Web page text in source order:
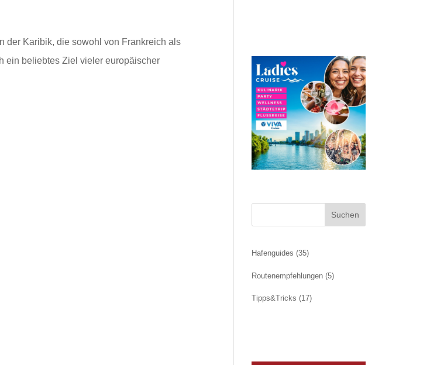
der Karibik, die sowohl von Frankreich als
ein beliebtes Ziel vieler europäischer
Suchen
Hafenguides (35)
Routenempfehlungen (5)
Tipps&Tricks (17)